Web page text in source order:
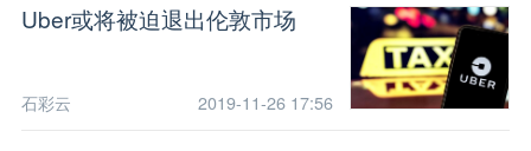
Uber或将被迫退出伦敦市场
石彩云 2019-11-26 17:56